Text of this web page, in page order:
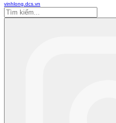
vinhlong.dcs.vn